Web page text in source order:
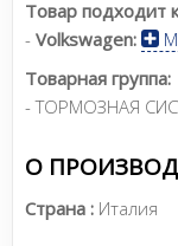
Товар подходит
- Volkswagen:
Товарная группа:
- ТОРМОЗНАЯ
О
Страна : Италия